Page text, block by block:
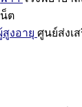
ต
งอายุ ศูนย์ส่งเ